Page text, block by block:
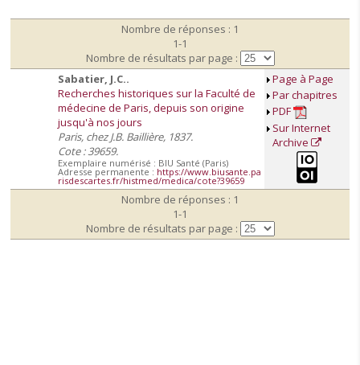
Nombre de réponses : 1
1-1
Nombre de résultats par page :
Sabatier, J.C..
Recherches historiques sur la Faculté de
médecine de Paris, depuis son origine
jusqu'à nos jours
Paris, chez J.B. Baillière, 1837.
Cote : 39659.
Exemplaire numérisé : BIU Santé (Paris)
Adresse permanente : https://www.biusante.pa
risdescartes.fr/histmed/medica/cote?39659
Page à Page
Par chapitres
PDF
Sur Internet
Archive
Nombre de réponses : 1
1-1
Nombre de résultats par page :